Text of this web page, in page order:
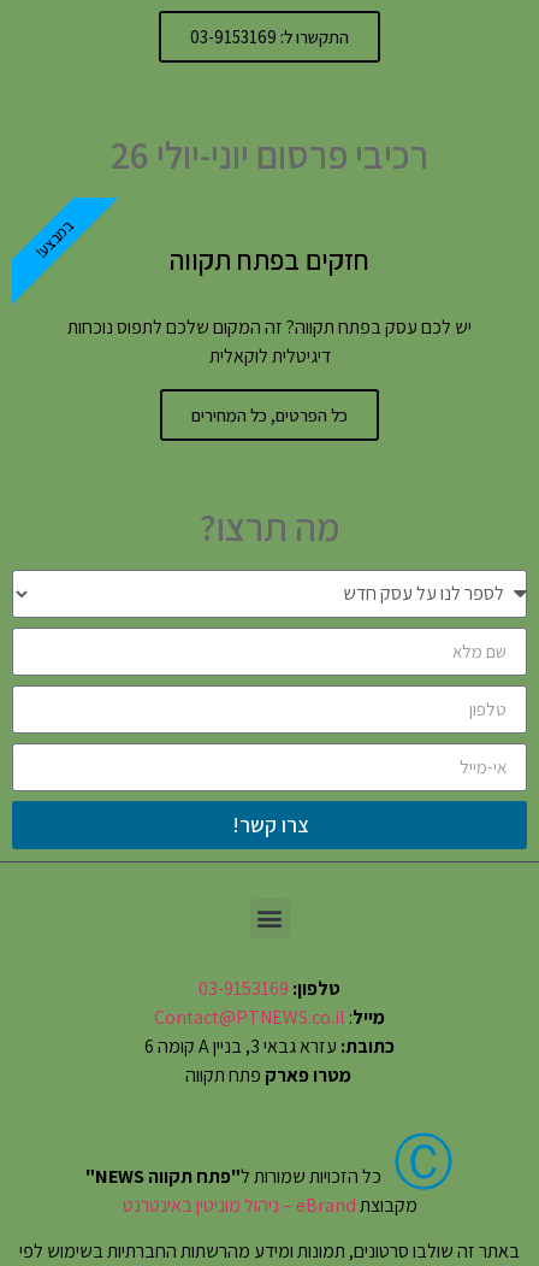
התקשרו ל: 03-9153169
רכיבי פרסום יוני-יולי 26
חזקים בפתח תקווה
יש לכם עסק בפתח תקווה? זה המקום שלכם לתפוס נוכחות
דיגיטלית לוקאלית
כל הפרטים, כל המחירים
במבצע!
מה תרצו?
צרו קשר!
טלפון: 03-9153169
מייל:
Contact@PTNEWS.co.il
כתובת: עזרא גבאי 3, בניין A קומה 6
מטרו פארק פתח תקווה
Ⓒ כל הזכויות שמורות ל"פתח תקווה NEWS"
מקבוצתeBrand – ניהול מוניטין באינטרנט
באתר זה שולבו סרטונים, תמונות ומידע מהרשתות החברתיות בשימוש לפי